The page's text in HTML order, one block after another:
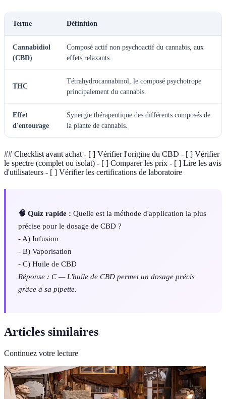
Terme Définition
Cannabidiol
(CBD)
Composé actif non psychoactif du cannabis, aux
effets relaxants.
THC
Tétrahydrocannabinol, le composé psychotrope
principalement du cannabis.
Effet
d'entourage
Synergie thérapeutique des différents composés de
la plante de cannabis.
## Checklist avant achat - [ ] Vérifier l'origine du CBD - [ ] Vérifier
le spectre (complet ou isolat) - [ ] Comparer les prix - [ ] Lire les avis
d'utilisateurs - [ ] Vérifier les certifications de laboratoire
🧠 Quiz rapide : Quelle est la méthode d'application la plus
précise pour le dosage de CBD ?
- A) Infusion
- B) Vaporisation
- C) Huile de CBD
Réponse : C — L'huile de CBD permet un dosage précis
grâce à sa pipette.
Articles similaires
Continuez votre lecture